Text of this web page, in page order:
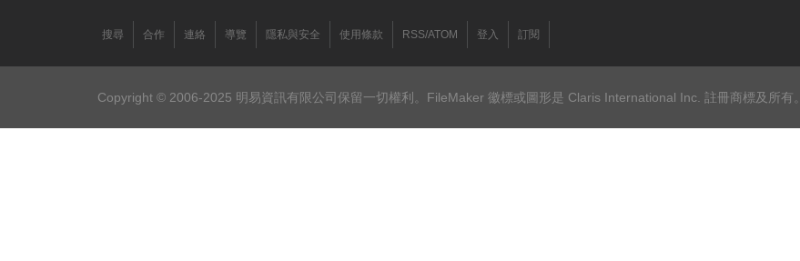
搜尋 合作 連絡 導覽 隱私與安全 使用條款 RSS/ATOM 登入 訂閱
Copyright © 2006-2025 明易資訊有限公司保留一切權利。FileMaker 徽標或圖形是 Claris International Inc. 註冊商標及所有。